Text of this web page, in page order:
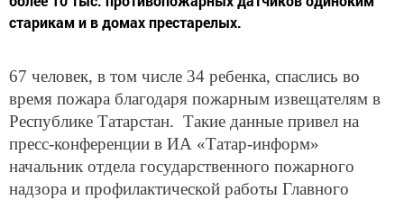
старикам и в домах престарелых.
67 человек, в том числе 34 ребенка, спаслись во
время пожара благодаря пожарным извещателям в
Республике Татарстан. Такие данные привел на
пресс-конференции в ИА «Татар-информ»
начальник отдела государственного пожарного
надзора и профилактической работы Главного